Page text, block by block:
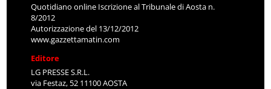
Quotidiano online Iscrizione al Tribunale di Aosta n.
8/2012
Autorizzazione del 13/12/2012
www.gazzettamatin.com
Editore
LG PRESSE S.R.L.
via Festaz, 52 11100 AOSTA